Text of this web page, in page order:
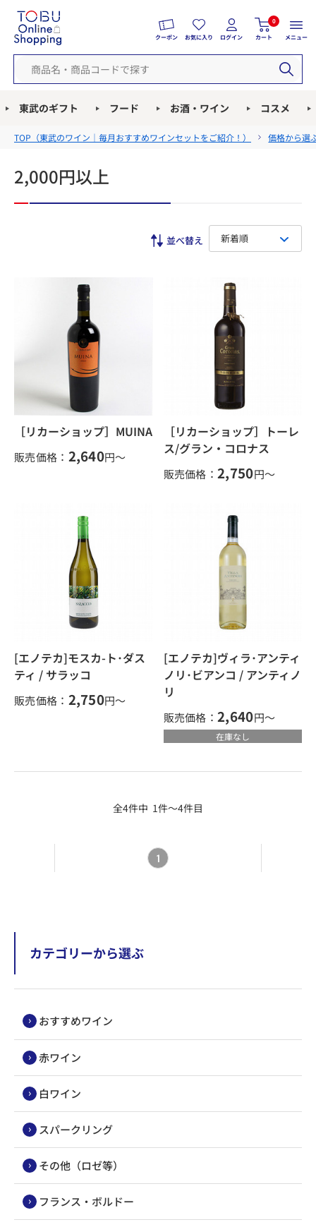
クーポン お気に入り ログイン
0
カート メニュー
東武のギフト フード お酒・ワイン コスメ
TOP（東武のワイン｜毎月おすすめワインセットをご紹介！ ） 価格から選
カテゴリーから選ぶ
おすすめワイン
赤ワイン
白ワイン
スパークリング
その他（ロゼ等）
フランス・ボルドー
2,000円以上
新着順
［リカーショップ］MUINA
販売価格： 2,640円～
［リカーショップ］トーレ
ス/グラン・コロナス
販売価格： 2,750円～
[エノテカ]モスカ-ト･ダス
ティ / サラッコ
販売価格： 2,750円～
[エノテカ]ヴィラ･アンティ
ノリ･ビアンコ / アンティノ
リ
販売価格： 2,640円～
在庫なし
全4件中 1件～4件目
1